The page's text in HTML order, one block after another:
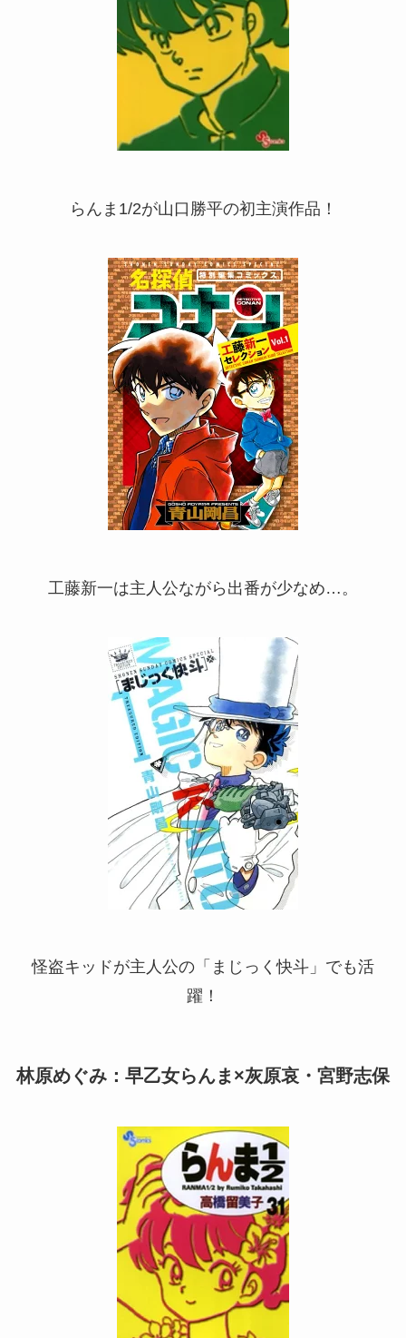
らんま1/2が山口勝平の初主演作品！
工藤新一は主人公ながら出番が少なめ…。
怪盗キッドが主人公の「まじっく快斗」でも活
躍！
林原めぐみ：早乙女らんま×灰原哀・宮野志保